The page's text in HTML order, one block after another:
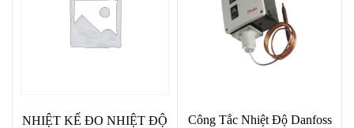
NHIỆT KẾ ĐO NHIỆT ĐỘ
Công Tắc Nhiệt Độ Danfoss